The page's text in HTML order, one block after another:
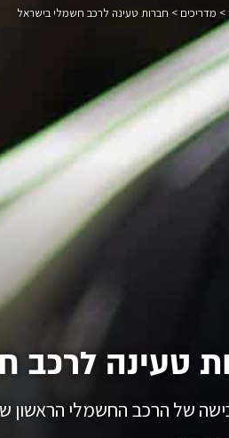
> מדריכים > חברות טעינה לרכב חשמלי בישראל
טעינה לרכב
של הרכב החשמלי הראשון